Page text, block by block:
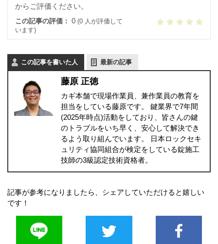
からご評価ください。
この記事の評価： 0 (0 人が評価して
います)
この記事を書いた人 最新の記事
藤原 正徳
カギ本舗で現場作業員、兼作業員の教育を
担当をしている藤原です。 鍵業界で7年間
(2025年時点)活動をしており、皆さんの鍵
のトラブルをいち早く、安心して解決でき
るよう取り組んでいます。 日本ロックセキ
ュリティ協同組合が検定をしている錠施工
技師の3級認定技術資格者。
記事が参考になりましたら、シェアしていただけると嬉しい
です！